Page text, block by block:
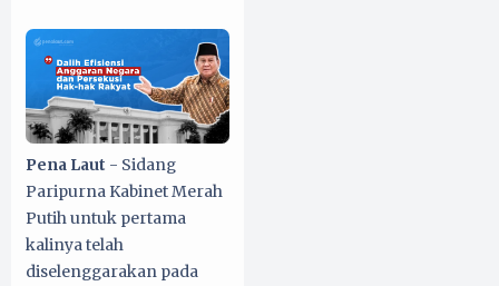
Pena Laut - Sidang
Paripurna Kabinet Merah
Putih untuk pertama
kalinya telah
diselenggarakan pada